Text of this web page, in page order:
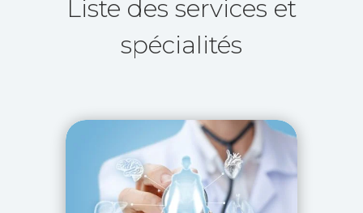
Liste des services et
spécialités